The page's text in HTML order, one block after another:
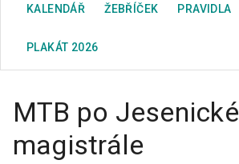
KALENDÁŘ ŽEBŘÍČEK PRAVIDLA
PLAKÁT 2026
MTB po Jesenické
magistrále